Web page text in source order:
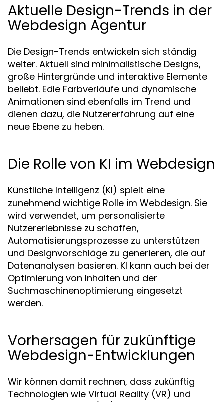
Aktuelle Design-Trends in der
Webdesign Agentur
Die Design-Trends entwickeln sich ständig
weiter. Aktuell sind minimalistische Designs,
große Hintergründe und interaktive Elemente
beliebt. Edle Farbverläufe und dynamische
Animationen sind ebenfalls im Trend und
dienen dazu, die Nutzererfahrung auf eine
neue Ebene zu heben.
Die Rolle von KI im Webdesign
Künstliche Intelligenz (KI) spielt eine
zunehmend wichtige Rolle im Webdesign. Sie
wird verwendet, um personalisierte
Nutzererlebnisse zu schaffen,
Automatisierungsprozesse zu unterstützen
und Designvorschläge zu generieren, die auf
Datenanalysen basieren. KI kann auch bei der
Optimierung von Inhalten und der
Suchmaschinenoptimierung eingesetzt
werden.
Vorhersagen für zukünftige
Webdesign-Entwicklungen
Wir können damit rechnen, dass zukünftig
Technologien wie Virtual Reality (VR) und